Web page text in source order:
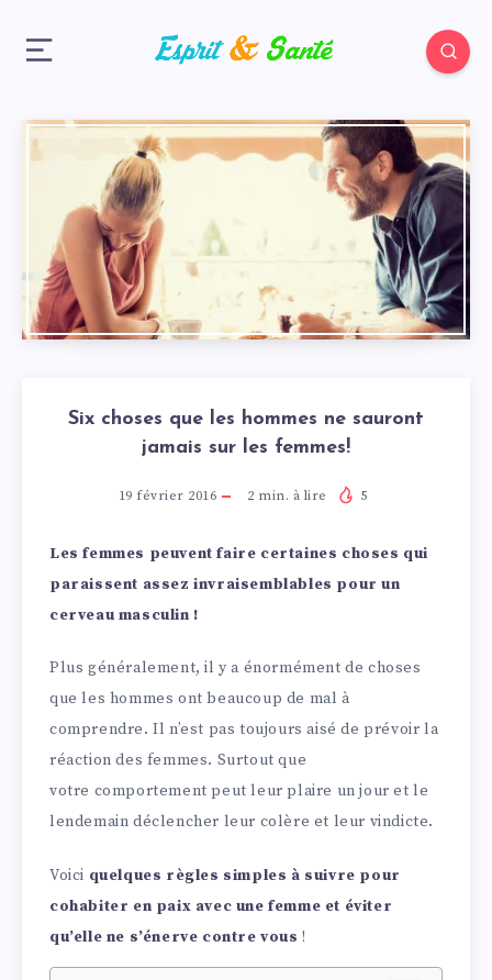
Six choses que les hommes ne sauront
jamais sur les femmes!
19 février 2016 2 min. à lire 5
Les femmes peuvent faire certaines choses qui
paraissent assez invraisemblables pour un
cerveau masculin !
Plus généralement, il y a énormément de choses
que les hommes ont beaucoup de mal à
comprendre. Il n’est pas toujours aisé de prévoir la
réaction des femmes. Surtout que
votre comportement peut leur plaire un jour et le
lendemain déclencher leur colère et leur vindicte.
Voici quelques règles simples à suivre pour
cohabiter en paix avec une femme et éviter
qu’elle ne s’énerve contre vous !